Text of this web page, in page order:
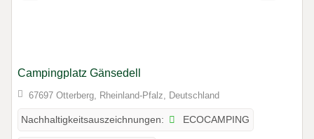
Campingplatz Gänsedell
67697 Otterberg, Rheinland-Pfalz, Deutschland
Nachhaltigkeitsauszeichnungen: ECOCAMPING